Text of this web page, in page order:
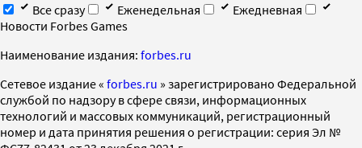
Все сразу
Еженедельная
Ежедневная
Новости Forbes Games
Наименование издания: forbes.ru
Cетевое издание « forbes.ru » зарегистрировано Федеральной
службой по надзору в сфере связи, информационных
технологий и массовых коммуникаций, регистрационный
номер и дата принятия решения о регистрации: серия Эл №